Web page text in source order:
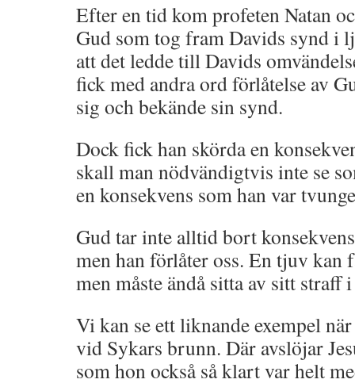
Efter en tid kom profeten Natan
Gud som tog fram Davids synd i
att det ledde till Davids
fick med andra ord förlåtelse av
sig och bekände sin synd.
Dock fick han skörda en
skall man nödvändigtvis inte se
en konsekvens som han var
Gud tar inte alltid bort
men han förlåter oss. En tjuv kan
men måste ändå sitta av sitt straff
Vi kan se ett liknande exempel
vid Sykars brunn. Där avslöjar
som hon också så klart var helt